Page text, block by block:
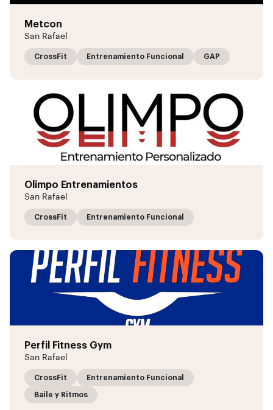
Metcon
San Rafael
CrossFit Entrenamiento Funcional GAP
Olimpo Entrenamientos
San Rafael
CrossFit Entrenamiento Funcional
Perfil Fitness Gym
San Rafael
CrossFit Entrenamiento Funcional
Baile y Ritmos